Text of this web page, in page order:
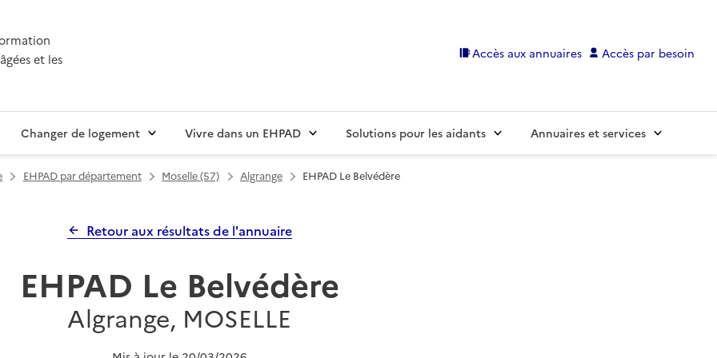
et les
Accès aux annuaires Accès par besoin
Changer de logement Vivre dans un EHPAD Solutions pour les aidants Annuaires et services
EHPAD par département Moselle (57) Algrange EHPAD Le Belvédère
Retour aux résultats de l'annuaire
EHPAD Le Belvédère
Algrange, MOSELLE